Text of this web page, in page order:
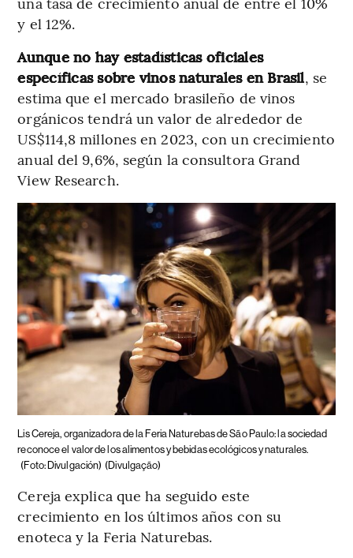
y el 12%.
Aunque no hay estadísticas oficiales
específicas sobre vinos naturales en Brasil, se
estima que el mercado brasileño de vinos
orgánicos tendrá un valor de alrededor de
US$114,8 millones en 2023, con un crecimiento
anual del 9,6%, según la consultora Grand
View Research.
Lis Cereja, organizadora de la Feria Naturebas de São Paulo: la sociedad
reconoce el valor de los alimentos y bebidas ecológicos y naturales.
(Foto: Divulgación) (Divulgação)
Cereja explica que ha seguido este
crecimiento en los últimos años con su
enoteca y la Feria Naturebas.